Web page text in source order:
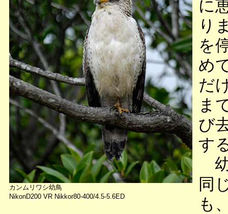
カンムリワシ幼鳥
NikonD200 VR Nikkor80-400/4.5-5.6ED
に
り
を
め
だ
ま
び
す
幼
同
も